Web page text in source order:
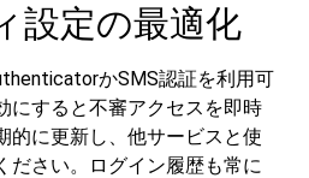
設定の最適化
かSMS認証を利用可
にすると不審アクセスを即時
的に更新し、他サービスと使
ださい。ログイン履歴も常に